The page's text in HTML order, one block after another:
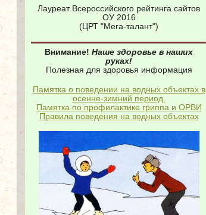
Лауреат Всероссийского рейтинга сайтов
ОУ 2016
(ЦРТ "Мега-талант")
Внимание! Наше здоровье в наших
руках!
Полезная для здоровья информация
Памятка о поведении на водных объектах в
осенне-зимний период.
Памятка по профилактике гриппа и ОРВИ
Правила поведения на водных объектах